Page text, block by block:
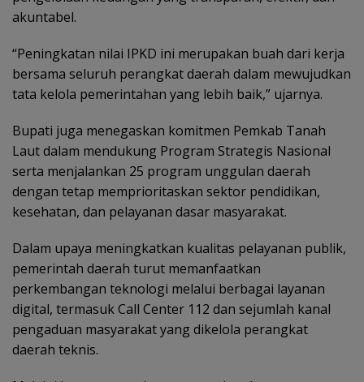
akuntabel.
“Peningkatan nilai IPKD ini merupakan buah dari kerja
bersama seluruh perangkat daerah dalam mewujudkan
tata kelola pemerintahan yang lebih baik,” ujarnya.
Bupati juga menegaskan komitmen Pemkab Tanah
Laut dalam mendukung Program Strategis Nasional
serta menjalankan 25 program unggulan daerah
dengan tetap memprioritaskan sektor pendidikan,
kesehatan, dan pelayanan dasar masyarakat.
Dalam upaya meningkatkan kualitas pelayanan publik,
pemerintah daerah turut memanfaatkan
perkembangan teknologi melalui berbagai layanan
digital, termasuk Call Center 112 dan sejumlah kanal
pengaduan masyarakat yang dikelola perangkat
daerah teknis.